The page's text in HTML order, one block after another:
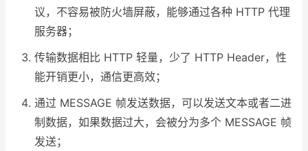
议，不容易被防火墙屏蔽，能够通过各种 HTTP 代理
服务器；
传输数据相比 HTTP 轻量，少了 HTTP Header，性
能开销更小，通信更高效；
通过 MESSAGE 帧发送数据，可以发送文本或者二进
制数据，如果数据过大，会被分为多个 MESSAGE 帧
发送；